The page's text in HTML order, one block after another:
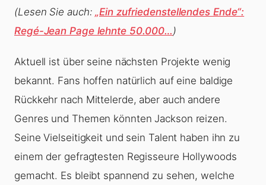
(Lesen Sie auch:„Ein zufriedenstellendes Ende“:
Regé-Jean Page lehnte 50.000…)
Aktuell ist über seine nächsten Projekte wenig
bekannt. Fans hoffen natürlich auf eine baldige
Rückkehr nach Mittelerde, aber auch andere
Genres und Themen könnten Jackson reizen.
Seine Vielseitigkeit und sein Talent haben ihn zu
einem der gefragtesten Regisseure Hollywoods
gemacht. Es bleibt spannend zu sehen, welche